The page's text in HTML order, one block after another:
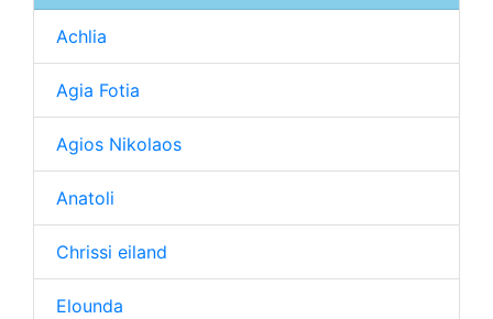
Achlia
Agia Fotia
Agios Nikolaos
Anatoli
Chrissi eiland
Elounda